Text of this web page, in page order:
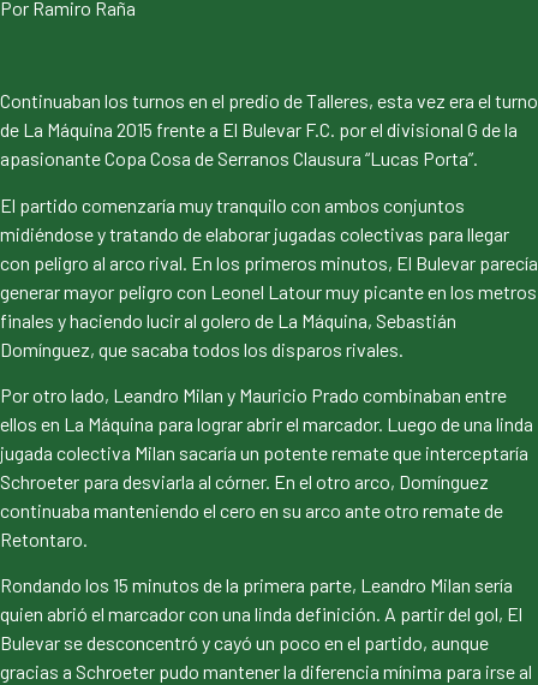
Por Ramiro Raña
Continuaban los turnos en el predio de Talleres, esta vez era el turno
de La Máquina 2015 frente a El Bulevar F.C. por el divisional G de la
apasionante Copa Cosa de Serranos Clausura “Lucas Porta”.
El partido comenzaría muy tranquilo con ambos conjuntos
midiéndose y tratando de elaborar jugadas colectivas para llegar
con peligro al arco rival. En los primeros minutos, El Bulevar parecía
generar mayor peligro con Leonel Latour muy picante en los metros
finales y haciendo lucir al golero de La Máquina, Sebastián
Domínguez, que sacaba todos los disparos rivales.
Por otro lado, Leandro Milan y Mauricio Prado combinaban entre
ellos en La Máquina para lograr abrir el marcador. Luego de una linda
jugada colectiva Milan sacaría un potente remate que interceptaría
Schroeter para desviarla al córner. En el otro arco, Domínguez
continuaba manteniendo el cero en su arco ante otro remate de
Retontaro.
Rondando los 15 minutos de la primera parte, Leandro Milan sería
quien abrió el marcador con una linda definición. A partir del gol, El
Bulevar se desconcentró y cayó un poco en el partido, aunque
gracias a Schroeter pudo mantener la diferencia mínima para irse al